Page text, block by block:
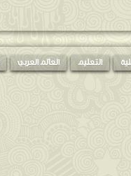
التعليم العالم العربي